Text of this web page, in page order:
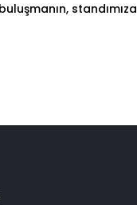
standımıza